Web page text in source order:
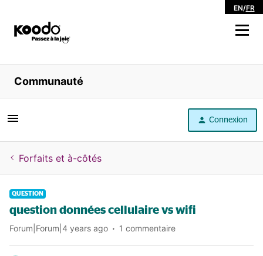
EN/FR
Magasiner
Libre service
Aide
Communauté
Connexion
Forfaits et à-côtés
QUESTION
question données cellulaire vs wifi
Forum|Forum|4 years ago 1 commentaire